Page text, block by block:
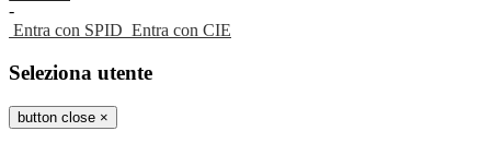
-
Entra con SPID Entra con CIE
Seleziona utente
button close ×